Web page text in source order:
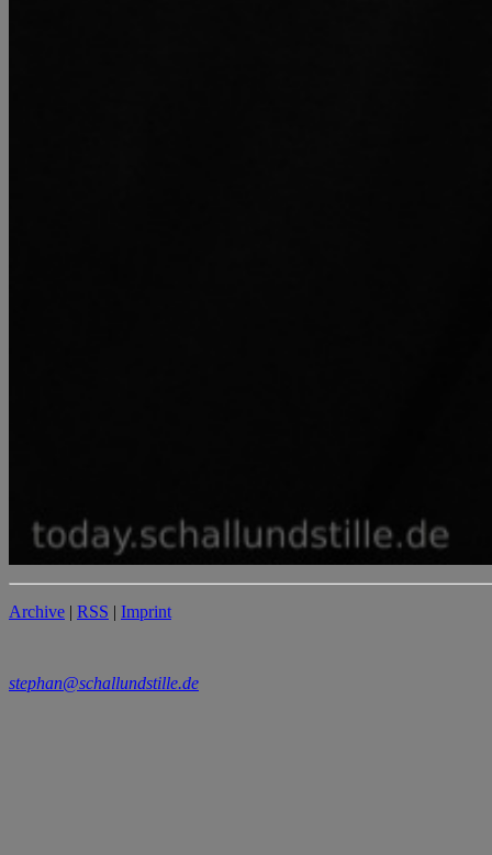
Archive | RSS | Imprint
stephan@schallundstille.de